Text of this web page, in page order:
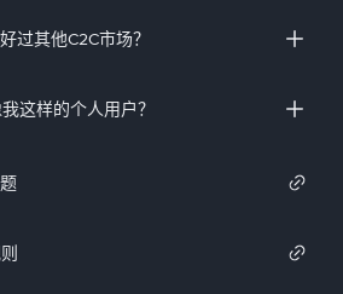
过其他C2C市场？
这样的个人用户？